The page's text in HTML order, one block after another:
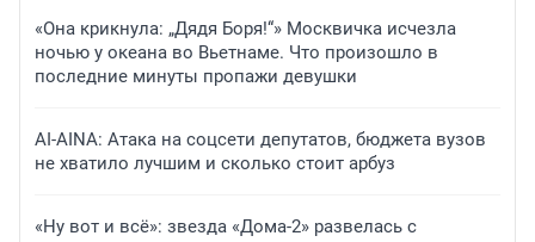
«Она крикнула: „Дядя Боря!“» Москвичка исчезла
ночью у океана во Вьетнаме. Что произошло в
последние минуты пропажи девушки
AI-AINA: Атака на соцсети депутатов, бюджета вузов
не хватило лучшим и сколько стоит арбуз
«Ну вот и всё»: звезда «Дома-2» развелась с